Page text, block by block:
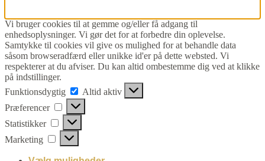
Vi bruger cookies til at gemme og/eller få adgang til
enhedsoplysninger. Vi gør det for at forbedre din oplevelse.
Samtykke til cookies vil give os mulighed for at behandle data
såsom browseradfærd eller unikke id'er på dette websted. Vi
respekterer at du afviser. Du kan altid ombestemme dig ved at klikke
på indstillinger.
Funktionsdygtig
Funktionsdygtig
Altid aktiv
Præferencer
Præferencer
Statistikker Statistikker
Marketing Marketing